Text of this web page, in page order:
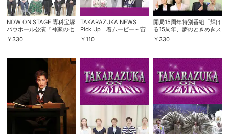
NOW ON STAGE 専科宝塚
バウホール公演『神家の七
人』
￥ 330
TAKARAZUKA NEWS
Pick Up「着ムービー～宙
組・専科編～」
￥110
開局15周年特別番組「輝け
る15周年、夢のときめきス
テージ with you!」（後
編）
￥ 330